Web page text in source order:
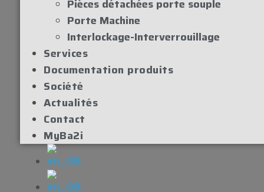
Pièces détachées porte souple
Porte Machine
Interlockage-Interverrouillage
Services
Documentation produits
Société
Actualités
Contact
MyBa2i